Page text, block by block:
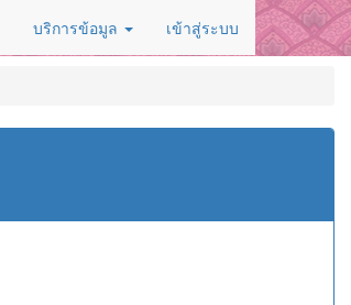
บริการข้อมูล เข้าสู่ระบบ